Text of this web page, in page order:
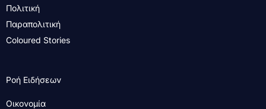
Πολιτική
Παραπολιτική
Coloured Stories
Ροή Ειδήσεων
Οικονομία